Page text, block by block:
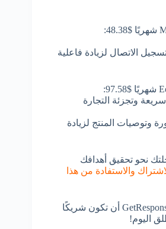
الاتصال لزيادة فاعلية
وتجزئة التجارة
وتوصيات المنتج لزيادة
نحو تحقيق أهدافك
والاستفادة من هذا
اكتشف كيف يمكن لـ GetResponse أن تكون شريكًا
اليوم!